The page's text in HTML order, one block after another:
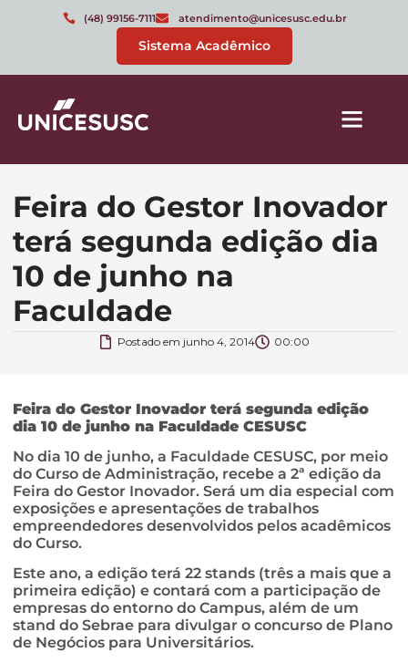
(48) 99156-7111 atendimento@unicesusc.edu.br
Sistema Acadêmico
Feira do Gestor Inovador
terá segunda edição dia
10 de junho na
Faculdade
Postado em junho 4, 2014 00:00
Feira do Gestor Inovador terá segunda edição
dia 10 de junho na Faculdade CESUSC
No dia 10 de junho, a Faculdade CESUSC, por meio
do Curso de Administração, recebe a 2ª edição da
Feira do Gestor Inovador. Será um dia especial com
exposições e apresentações de trabalhos
empreendedores desenvolvidos pelos acadêmicos
do Curso.
Este ano, a edição terá 22 stands (três a mais que a
primeira edição) e contará com a participação de
empresas do entorno do Campus, além de um
stand do Sebrae para divulgar o concurso de Plano
de Negócios para Universitários.